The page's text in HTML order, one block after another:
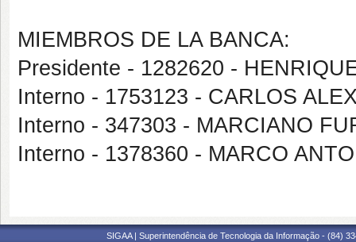
MIEMBROS DE LA BANCA:
Presidente - 1282620 -
Interno - 1753123 - CARLOS
Interno - 347303 - MARCIANO
Interno - 1378360 - MARCO
SIGAA | Superintendência de Tecnologia da Informação - (84)